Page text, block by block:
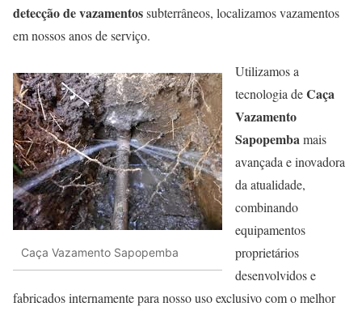
detecção de vazamentossubterrâneos, localizamos vazamentos
em nossos anos de serviço.
Caça Vazamento Sapopemba
Utilizamos a
tecnologia deCaça
Vazamento
Sapopembamais
avançada e inovadora
da atualidade,
combinando
equipamentos
proprietários
desenvolvidos e
fabricados internamente para nosso uso exclusivo com o melhor